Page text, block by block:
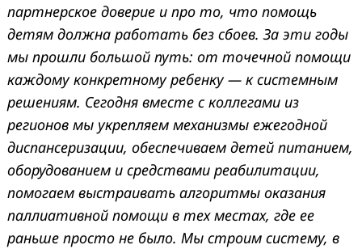
партнерское доверие и про то, что помощь
детям должна работать без сбоев. За эти годы
мы прошли большой путь: от точечной помощи
каждому конкретному ребенку — к системным
решениям. Сегодня вместе с коллегами из
регионов мы укрепляем механизмы ежегодной
диспансеризации, обеспечиваем детей питанием,
оборудованием и средствами реабилитации,
помогаем выстраивать алгоритмы оказания
паллиативной помощи в тех местах, где ее
раньше просто не было. Мы строим систему, в